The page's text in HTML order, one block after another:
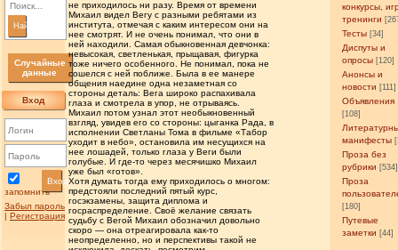
Найти
Случайные
данные
Вход
запомнить
Вход
Забыл пароль
| Регистрация
конкурсы,
тренинги
Тесты [34]
Диспуты и
опросы [120]
Анонсы и
новости [111]
Объявления
[108]
манифесты
Проза без
рубрики [534]
Проза
[180]
Путевые
заметки [44]
не приходилось ни разу. Время от времени
Михаил видел Вегу с разными ребятами из
института, отмечая с каким интересом они на
нее смотрят. И не очень понимал, что они в
ней находили. Самая обыкновенная девчонка:
невысокая, светленькая, прыщавая, фигурка
тоже ничего особенного. Не понимал, пока не
сошелся с ней поближе. Была в ее манере
общения наедине одна незаметная со
стороны деталь: Вега широко распахивала
глаза и смотрела в упор, не отрываясь.
Михаил потом узнал этот необыкновенный
взгляд, увидев его со стороны: цыганка Рада, в
исполнении Светланы Тома в фильме «Табор
уходит в небо», остановила им несущихся на
нее лошадей, только глаза у Веги были
голубые. И где-то через месячишко Михаил
уже был «готов».
Хотя думать тогда ему приходилось о многом:
предстояли последний пятый курс,
госэкзамены, защита диплома и
госраспределение. Своё желание связать
судьбу с Вегой Михаил обозначил довольно
скоро — она отреагировала как-то
неопределенно, но и перспективы такой не